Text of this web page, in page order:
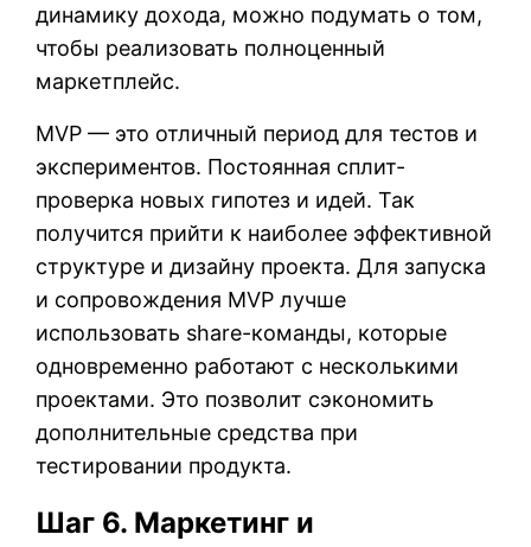
динамику дохода, можно подумать о том,
чтобы реализовать полноценный
маркетплейс.
MVP — это отличный период для тестов и
экспериментов. Постоянная сплит-
проверка новых гипотез и идей. Так
получится прийти к наиболее эффективной
структуре и дизайну проекта. Для запуска
и сопровождения MVP лучше
использовать share-команды, которые
одновременно работают с несколькими
проектами. Это позволит сэкономить
дополнительные средства при
тестировании продукта.
Шаг 6. Маркетинг и